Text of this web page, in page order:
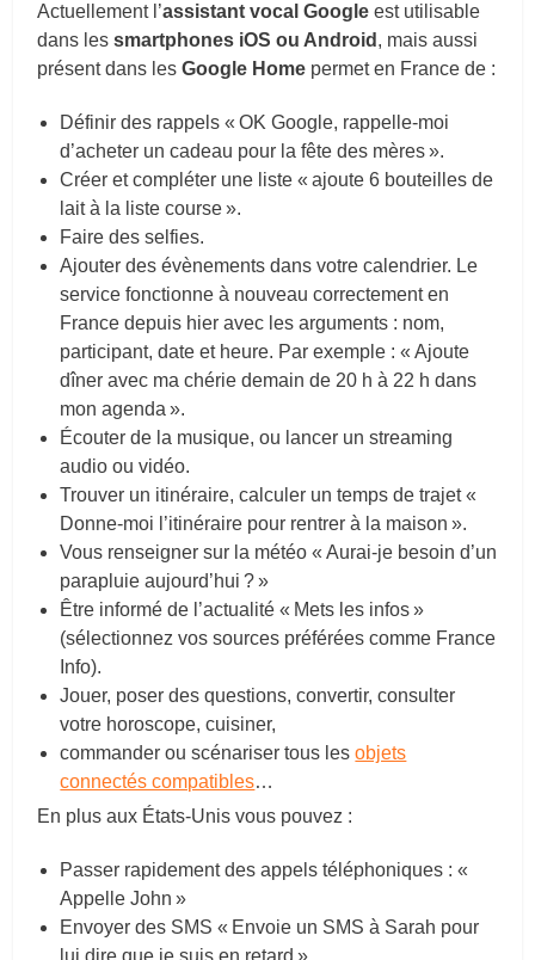
Actuellement l’assistant vocal Googleest utilisable
dans lessmartphones iOS ou Android , mais aussi
présent dans lesGoogle Home permet en France de :
Définir des rappels « OK Google, rappelle-moi
d’acheter un cadeau pour la fête des mères ».
Créer et compléter une liste « ajoute 6 bouteilles de
lait à la liste course ».
Faire des selfies.
Ajouter des évènements dans votre calendrier. Le
service fonctionne à nouveau correctement en
France depuis hier avec les arguments : nom,
participant, date et heure. Par exemple : « Ajoute
dîner avec ma chérie demain de 20 h à 22 h dans
mon agenda ».
Écouter de la musique, ou lancer un streaming
audio ou vidéo.
Trouver un itinéraire, calculer un temps de trajet «
Donne-moi l’itinéraire pour rentrer à la maison ».
Vous renseigner sur la météo « Aurai-je besoin d’un
parapluie aujourd’hui ? »
Être informé de l’actualité « Mets les infos »
(sélectionnez vos sources préférées comme France
Info).
Jouer, poser des questions, convertir, consulter
votre horoscope, cuisiner,
commander ou scénariser tous lesobjets
connectés compatibles…
En plus aux États-Unis vous pouvez :
Passer rapidement des appels téléphoniques : «
Appelle John »
Envoyer des SMS « Envoie un SMS à Sarah pour